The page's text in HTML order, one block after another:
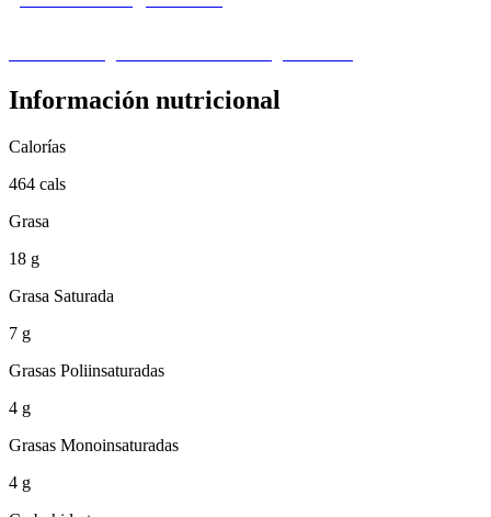
Información nutricional
Calorías
464 cals
Grasa
18 g
Grasa Saturada
7 g
Grasas Poliinsaturadas
4 g
Grasas Monoinsaturadas
4 g